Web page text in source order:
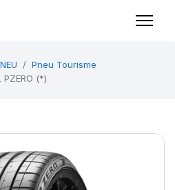
Pneu Tourisme
(*)